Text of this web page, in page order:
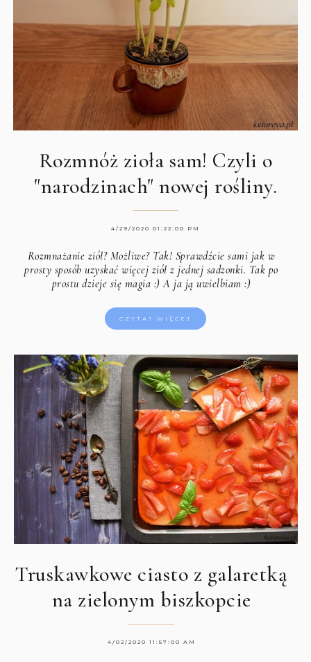
Rozmnóż zioła sam! Czyli o
"narodzinach" nowej rośliny.
4/29/2020 01:22:00 PM
Rozmnażanie ziół? Możliwe? Tak! Sprawdźcie sami jak w
prosty sposób uzyskać więcej ziół z jednej sadzonki. Tak po
prostu dzieje się magia :) A ja ją uwielbiam :)
CZYTAJ WIĘCEJ
Truskawkowe ciasto z galaretką
na zielonym biszkopcie
4/02/2020 11:57:00 AM